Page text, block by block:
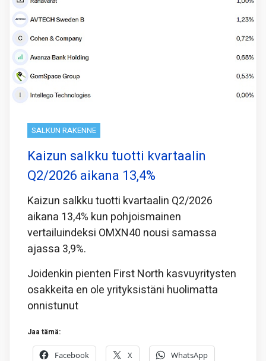
SALKUN RAKENNE
Kaizun salkku tuotti kvartaalin
Q2/2026 aikana 13,4%
Kaizun salkku tuotti kvartaalin Q2/2026
aikana 13,4% kun pohjoismainen
vertailuindeksi OMXN40 nousi samassa
ajassa 3,9%.
Joidenkin pienten First North kasvuyritysten
osakkeita en ole yrityksistäni huolimatta
onnistunut
Jaa tämä:
Facebook X WhatsApp